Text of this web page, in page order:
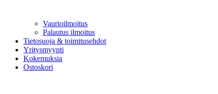
Vaurioilmoitus
Palautus ilmoitus
Tietosuoja & toimitusehdot
Yritysmyynti
Kokemuksia
Ostoskori